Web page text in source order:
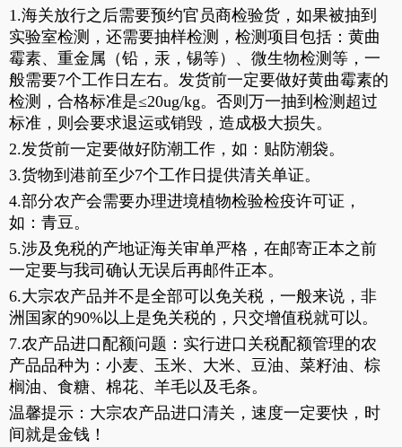
1.海关放行之后需要预约官员商检验货，如果被抽到
实验室检测，还需要抽样检测，检测项目包括：黄曲
霉素、重金属（铅，汞，锡等）、微生物检测等，一
般需要7个工作日左右。发货前一定要做好黄曲霉素的
检测，合格标准是≤20ug/kg。否则万一抽到检测超过
标准，则会要求退运或销毁，造成极大损失。
2.发货前一定要做好防潮工作，如：贴防潮袋。
3.货物到港前至少7个工作日提供清关单证。
4.部分农产会需要办理进境植物检验检疫许可证，
如：青豆。
5.涉及免税的产地证海关审单严格，在邮寄正本之前
一定要与我司确认无误后再邮件正本。
6.大宗农产品并不是全部可以免关税，一般来说，非
洲国家的90%以上是免关税的，只交增值税就可以。
7.农产品进口配额问题：实行进口关税配额管理的农
产品品种为：小麦、玉米、大米、豆油、菜籽油、棕
榈油、食糖、棉花、羊毛以及毛条。
温馨提示：大宗农产品进口清关，速度一定要快，时
间就是金钱！